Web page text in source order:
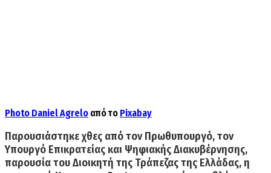
Photo Daniel Agrelo από το Pixabay
Παρουσιάστηκε χθες από τον Πρωθυπουργό, τον
Υπουργό Επικρατείας και Ψηφιακής Διακυβέρνησης,
παρουσία του Διοικητή της Τράπεζας της Ελλάδας, η